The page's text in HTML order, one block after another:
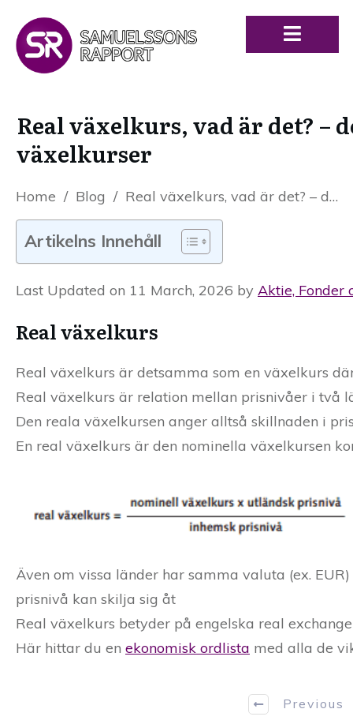
Real växelkurs, vad är det?
växelkurser
Home / Blog / Real växelkurs, vad är det? – definition och förklaring av reala växelkurser
Artikelns Innehåll
Last Updated on 11 March, 2026 by Aktie, Fonder
Real växelkurs
Real växelkurs är detsamma som en växelkurs
Real växelkurs är relation mellan prisnivåer i två
Den reala växelkursen anger alltså skillnaden i
En real växelkurs är den nominella växelkursen
Även om vissa länder har samma valuta (ex.
prisnivå kan skilja sig åt
Real växelkurs betyder på engelska real
Här hittar du en ekonomisk ordlista med alla de
Previous